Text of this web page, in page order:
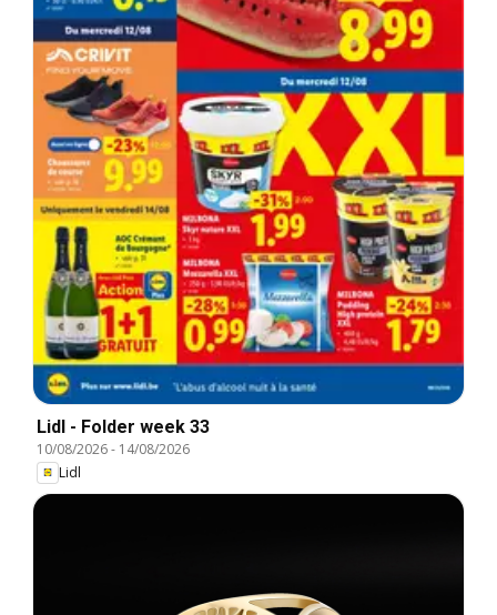
Lidl - Folder week 33
10/08/2026- 14/08/2026
Lidl